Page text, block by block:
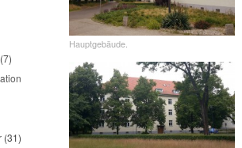
(7)
(31)
Hauptgebäude.